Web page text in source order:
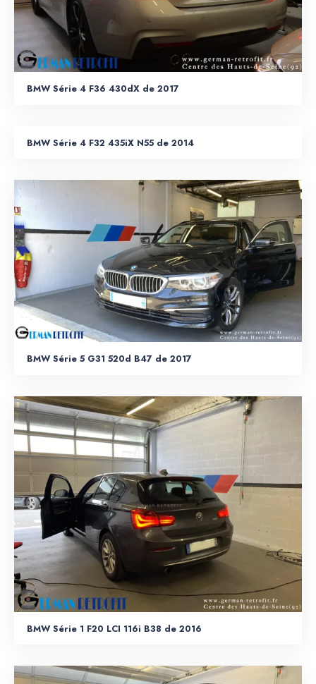
BMW Série 4 F36 430dX de 2017
BMW Série 4 F32 435iX N55 de 2014
BMW Série 5 G31 520d B47 de 2017
BMW Série 1 F20 LCI 116i B38 de 2016